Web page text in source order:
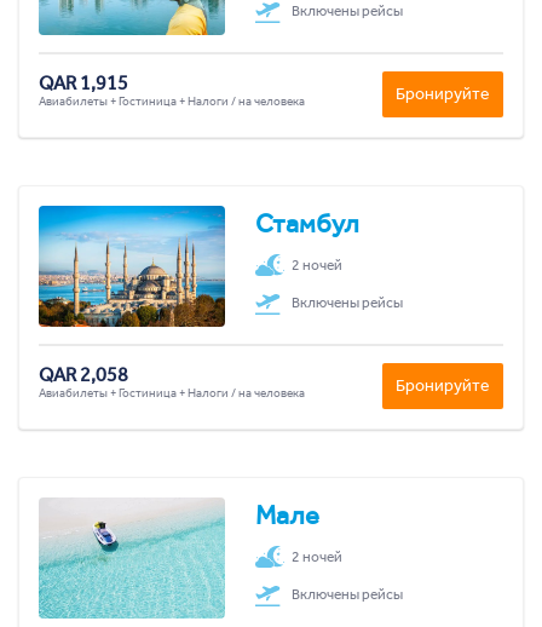
Включены рейсы
QAR 1,915
Авиабилеты + Гостиница + Налоги / на человека Бронируйте
Стамбул
2 ночей
Включены рейсы
QAR 2,058
Авиабилеты + Гостиница + Налоги / на человека Бронируйте
Мале
2 ночей
Включены рейсы